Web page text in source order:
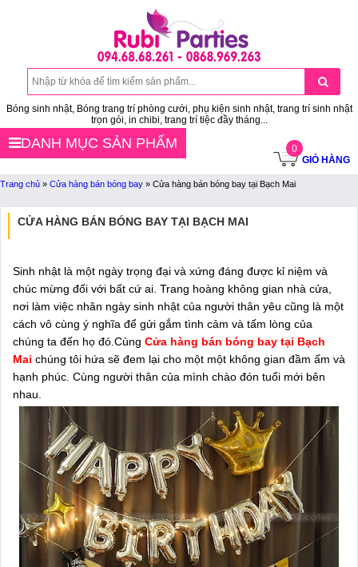
Bóng sinh nhật, Bóng trang trí phòng cưới, phụ kiện sinh nhật, trang trí sinh nhật
trọn gói, in chibi, trang trí tiệc đầy tháng...
0
GIỎ HÀNG
DANH MỤC SẢN PHẨM
Trang chủ » Cửa hàng bán bóng bay » Cửa hàng bán bóng bay tại Bạch Mai
CỬA HÀNG BÁN BÓNG BAY TẠI BẠCH MAI
Sinh nhật là một ngày trọng đại và xứng đáng được kỉ niệm và
chúc mừng đối với bất cứ ai. Trang hoàng không gian nhà cửa,
nơi làm việc nhân ngày sinh nhật của người thân yêu cũng là một
cách vô cùng ý nghĩa để gửi gắm tình cảm và tấm lòng của
chúng ta đến họ đó.Cùng Cửa hàng bán bóng bay tại Bạch
Mai chúng tôi hứa sẽ đem lại cho một một không gian đầm ấm và
hạnh phúc. Cùng người thân của mình chào đón tuổi mới bên
nhau.